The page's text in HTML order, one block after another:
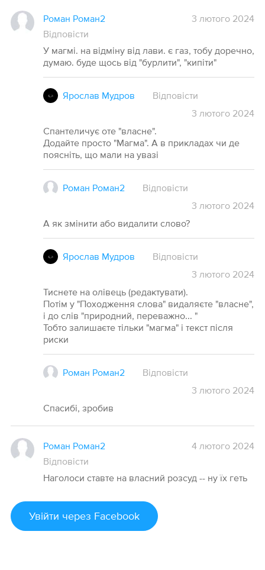
Роман Роман2
3 лютого 2024
Відповісти
У магмі. на відміну від лави. є газ, тобу доречно,
думаю. буде щось від "бурлити", "кипіти"
Ярослав Мудров
Відповісти
3 лютого 2024
Спантеличує оте "власне".
Додайте просто "Магма". А в прикладах чи де
поясніть, що мали на увазі
Роман Роман2
Відповісти
3 лютого 2024
А як змінити або видалити слово?
Ярослав Мудров
Відповісти
3 лютого 2024
Тиснете на олівець (редактувати).
Потім у "Походження слова" видаляєте "власне",
і до слів "природний, переважно... "
Тобто залишаєте тільки "магма" і текст після
риски
Роман Роман2
Відповісти
3 лютого 2024
Спасибі, зробив
Роман Роман2
4 лютого 2024
Відповісти
Наголоси ставте на власний розсуд -- ну їх геть
Увійти через Facebook